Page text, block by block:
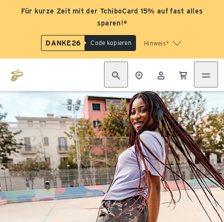
Für kurze Zeit mit der TchiboCard 15% auf fast alles
sparen!*
DANKE26 Code kopieren Hinweis*